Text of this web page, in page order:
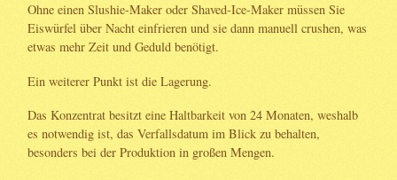
Ohne einen Slushie-Maker oder Shaved-Ice-Maker müssen Sie
Eiswürfel über Nacht einfrieren und sie dann manuell crushen, was
etwas mehr Zeit und Geduld benötigt.
Ein weiterer Punkt ist die Lagerung.
Das Konzentrat besitzt eine Haltbarkeit von 24 Monaten, weshalb
es notwendig ist, das Verfallsdatum im Blick zu behalten,
besonders bei der Produktion in großen Mengen.